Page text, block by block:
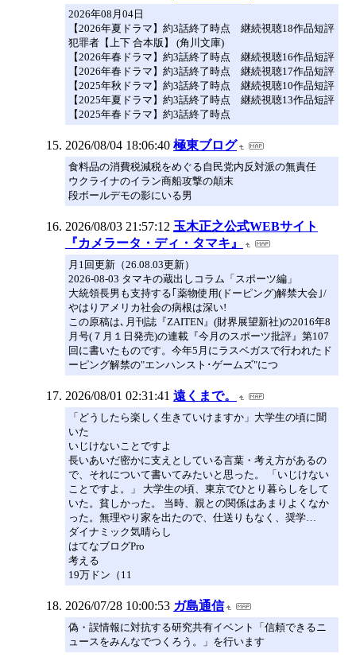
2026年08月04日
【2026年夏ドラマ】約3話終了時点 継続視聴18作品短評
犯罪者【上下 合本版】 (角川文庫)
【2026年春ドラマ】約3話終了時点 継続視聴16作品短評
【2026年春ドラマ】約3話終了時点 継続視聴17作品短評
【2025年秋ドラマ】約3話終了時点 継続視聴10作品短評
【2025年夏ドラマ】約3話終了時点 継続視聴13作品短評
【2025年春ドラマ】約3話終了時点
2026/08/04 18:06:40 極東ブログ
食料品の消費税減税をめぐる自民党内反対派の無責任
ウクライナのイラン商船攻撃の顛末
段ボールデモの影にいる男
2026/08/03 21:57:12 玉木正之公式WEBサイト
『カメラータ・ディ・タマキ』
月1回更新（26.08.03更新）
2026-08-03 タマキの蔵出しコラム「スポーツ編」
大統領長男も支持する｢薬物使用(ドーピング)解禁大会｣/
やはりアメリカ社会の病根は深い!
この原稿は､月刊誌『ZAITEN』(財界展望新社)の2016年8
月号(７月１日発売)の連載『今月のスポーツ批評』第107
回に書いたものです。今年5月にラスベガスで行われたド
ーピング解禁の"エンハンスト･ゲームズ"につ
2026/08/01 02:31:41 遠くまで。
「どうしたら楽しく生きていけますか」大学生の頃に聞
いた
いじけないことですよ
長いあいだ密かに支えとしている言葉・考え方があるの
で、それについて書いてみたいと思った。 「いじけない
ことですよ。」 大学生の頃、東京でひとり暮らしをして
いた。貧しかった。 当時、親との関係はあまりよくなか
った。無理やり家を出たので、仕送りもなく、奨学…
ダイナミック気晴らし
はてなブログPro
考える
19万ドン（11
2026/07/28 10:00:53 ガ島通信
偽・誤情報に対抗する研究共有イベント「信頼できるニ
ュースをみんなでつくろう。」を行います